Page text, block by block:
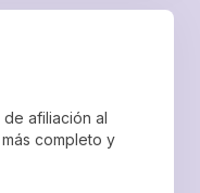
afiliación al
completo y